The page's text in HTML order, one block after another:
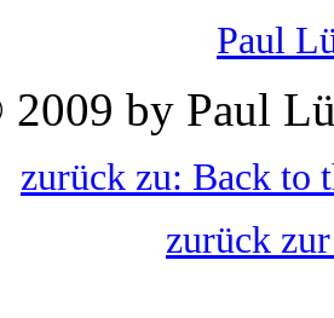
Paul
by Paul
zurück zu: Back to
zurück